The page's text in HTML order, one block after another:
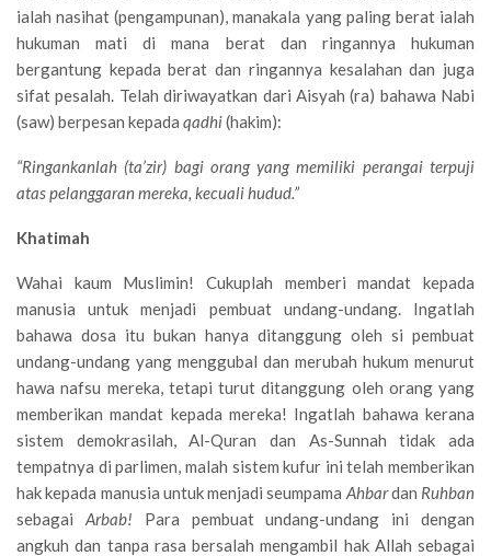
ialah nasihat (pengampunan), manakala yang paling berat ialah
hukuman mati di mana berat dan ringannya hukuman
bergantung kepada berat dan ringannya kesalahan dan juga
sifat pesalah. Telah diriwayatkan dari Aisyah (ra) bahawa Nabi
(saw) berpesan kepada qadhi(hakim):
“Ringankanlah (ta’zir) bagi orang yang memiliki perangai terpuji
atas pelanggaran mereka, kecuali hudud.”
Khatimah
Wahai kaum Muslimin! Cukuplah memberi mandat kepada
manusia untuk menjadi pembuat undang-undang. Ingatlah
bahawa dosa itu bukan hanya ditanggung oleh si pembuat
undang-undang yang menggubal dan merubah hukum menurut
hawa nafsu mereka, tetapi turut ditanggung oleh orang yang
memberikan mandat kepada mereka! Ingatlah bahawa kerana
sistem demokrasilah, Al-Quran dan As-Sunnah tidak ada
tempatnya di parlimen, malah sistem kufur ini telah memberikan
hak kepada manusia untuk menjadi seumpama Ahbardan Ruhban
sebagai Arbab! Para pembuat undang-undang ini dengan
angkuh dan tanpa rasa bersalah mengambil hak Allah sebagai